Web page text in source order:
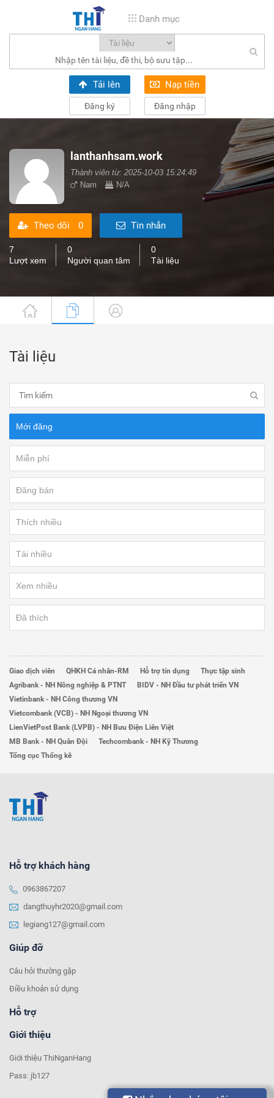
Danh mục
Tải lên Nạp tiền
Đăng ký Đăng nhập
lanthanhsam.work
Thành viên từ: 2025-10-03 15:24:49
Nam
N/A
Theo dõi 0 Tin nhắn
7
Lượt xem
0
Người quan tâm
0
Tài liệu
Tài liệu
Mới đăng
Miễn phí
Đăng bán
Thích nhiều
Tải nhiều
Xem nhiều
Đã thích
Giao dịch viên QHKH Cá nhân-RM Hỗ trợ tín dụng
Thực tập sinh
Agribank - NH Nông nghiệp & PTNT
BIDV - NH Đầu tư phát triển VN
Vietinbank - NH Công thương VN
Vietcombank (VCB) - NH Ngoại thương VN
LienVietPost Bank (LVPB) - NH Bưu Điện Liên Việt
MB Bank - NH Quân Đội
Techcombank - NH Kỹ Thương
Tổng cục Thống kê
Hỗ trợ khách hàng
0963867207
dangthuyhr2020@gmail.com
legiang127@gmail.com
Giúp đỡ
Câu hỏi thường gặp
Điều khoản sử dụng
Hỗ trợ
Giới thiệu
Giới thiệu ThiNganHang
Pass: jb127